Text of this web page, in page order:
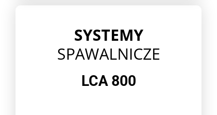
SYSTEMY
SPAWALNICZE
LCA 800